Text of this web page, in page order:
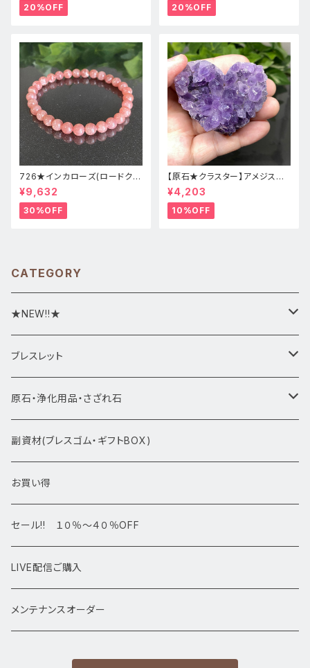
20%OFF 20%OFF
726★インカローズ(ロードクロ
サイト)★天然石ブレスレット新
品
¥9,632
30%OFF
【原石★クラスター】アメジスト
★ハート形★cp-071天然石パ
ワーストーン★インテリア置物
¥4,203
10%OFF
CATEGORY
★NEW!!★
★新入荷1/28~
ブレスレット
ブレスレット1点物
アマビエシリーズ
デザインブレス
高級・高品質ブレスレット
サイズ
13㎜以上
原石・浄化用品・さざれ石
浄化さざれ石
ポイント・タワー・タンブル
スフィア 丸玉
置物
原石・クラスター
副資材(ブレスゴム・ギフトBOX)
お買い得
セール!! １０％～４０％OFF
LIVE配信ご購入
メンテナンスオーダー